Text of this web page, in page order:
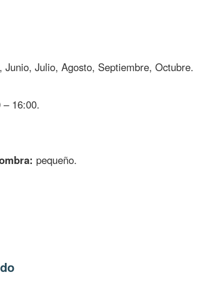
Junio, Julio, Agosto, Septiembre, Octubre.
– 16:00.
pequeño.